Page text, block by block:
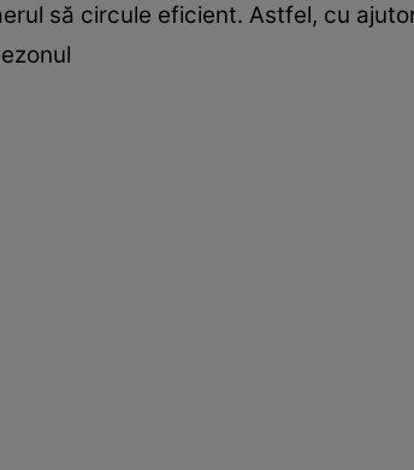
să circule eficient. Astfel, cu